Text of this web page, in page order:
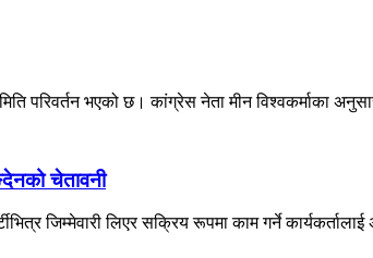
परिवर्तन भएको छ। कांग्रेस नेता मीन विश्वकर्माका
चेतावनी
जिम्मेवारी लिएर सक्रिय रूपमा काम गर्ने